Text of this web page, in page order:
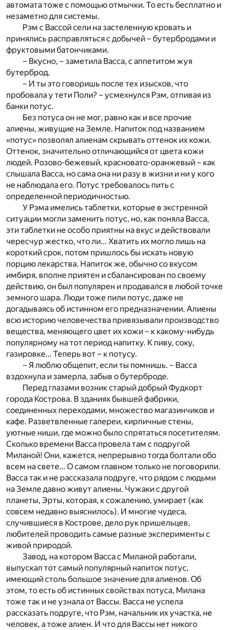
автомата тоже с помощью отмычки. То есть бесплатно и
незаметно для системы.
Рэм с Вассой сели на застеленную кровать и
принялись расправляться с добычей – бутербродами и
фруктовыми батончиками.
– Вкусно, – заметила Васса, с аппетитом жуя
бутерброд.
– И ты это говоришь после тех изысков, что
пробовала у тети Поли? – усмехнулся Рэм, отпивая из
банки потус.
Без потуса он не мог, равно как и все прочие
алиены, живущие на Земле. Напиток под названием
«потус» позволял алиенам скрывать оттенок их кожи.
Оттенок, значительно отличающийся от цвета кожи
людей. Розово-бежевый, красновато-оранжевый – как
слышала Васса, но сама она ни разу в жизни и ни у кого
не наблюдала его. Потус требовалось пить с
определенной периодичностью.
У Рэма имелись таблетки, которые в экстренной
ситуации могли заменить потус, но, как поняла Васса,
эти таблетки не особо приятны на вкус и действовали
чересчур жестко, что ли… Хватить их могло лишь на
короткий срок, потом пришлось бы искать новую
порцию лекарства. Напиток же, обычно со вкусом
имбиря, вполне приятен и сбалансирован по своему
действию, он был популярен и продавался в любой точке
земного шара. Люди тоже пили потус, даже не
догадываясь об истинном его предназначении. Алиены
всю историю человечества привязывали производство
вещества, меняющего цвет их кожи – к какому-нибудь
популярному на тот период напитку. К пиву, соку,
газировке… Теперь вот – к потусу.
– Я люблю общепит, если ты помнишь. – Васса
вздохнула и замерла, забыв о бутерброде.
Перед глазами возник старый добрый Фудкорт
города Кострова. В зданиях бывшей фабрики,
соединенных переходами, множество магазинчиков и
кафе. Разветвленные галереи, кирпичные стены,
уютные ниши, где можно было спрятаться посетителям.
Сколько времени Васса провела там с подругой
Миланой! Они, кажется, непрерывно тогда болтали обо
всем на свете… О самом главном только не поговорили.
Васса так и не рассказала подруге, что рядом с людьми
на Земле давно живут алиены. Чужаки с другой
планеты, Эрты, которая, к сожалению, умирает (как
совсем недавно выяснилось). И многие чудеса,
случившиеся в Кострове, дело рук пришельцев,
любителей проводить самые разные эксперименты с
живой природой.
Завод, на котором Васса с Миланой работали,
выпускал тот самый популярный напиток потус,
имеющий столь большое значение для алиенов. Об
этом, то есть об истинных свойствах потуса, Милана
тоже так и не узнала от Вассы. Васса не успела
рассказать подруге, что Рэм, начальник их участка, не
человек, а тоже алиен. И что для Вассы нет никого